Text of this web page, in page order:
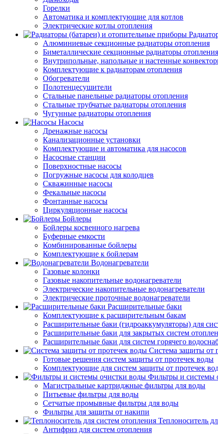
Горелки
Автоматика и комплектующие для котлов
Электрические котлы отопления
Алюминиевые секционные радиаторы отопления
Биметаллические секционные радиаторы отопления
Внутрипольные, напольные и настенные
Комплектующие к радиаторам отопления
Обогреватели
Полотенцесушители
Стальные панельные радиаторы отопления
Стальные трубчатые радиаторы отопления
Чугунные радиаторы отопления
Насосы
Дренажные насосы
Канализационные установки
Комплектующие и автоматика для насосов
Насосные станции
Поверхностные насосы
Погружные насосы для колодцев
Скважинные насосы
Фекальные насосы
Фонтанные насосы
Циркуляционные насосы
Бойлеры
Бойлеры косвенного нагрева
Буферные емкости
Комбинированные бойлеры
Комплектующие к бойлерам
Водонагреватели
Газовые колонки
Газовые накопительные водонагреватели
Электрические накопительные водонагреватели
Электрические проточные водонагреватели
Расширительные баки
Комплектующие к расширительным бакам
Расширительные баки (гидроаккумуляторы) для
Расширительные баки для закрытых систем
Расширительные баки для систем горячего
Система защиты от
Готовые решения систем защиты от протечек воды
Комплектующие для систем защиты от протечек
Фильтры и системы
Магистральные картриджные фильтры для воды
Питьевые фильтры для воды
Сетчатые промывные фильтры для воды
Фильтры для защиты от накипи
Теплоноситель
Антифриз для систем отопления